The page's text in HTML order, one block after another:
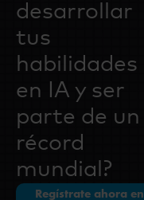
desarrollar
tus
habilidades
en IA y ser
parte de un
récord
mundial?
Regístrate ahora en